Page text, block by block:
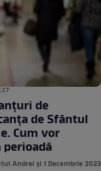
de
de Sfântul
Cum vor
Andrei şi 1 Decembrie 2023